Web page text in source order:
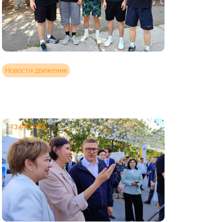
Новости движения
23.08.2024